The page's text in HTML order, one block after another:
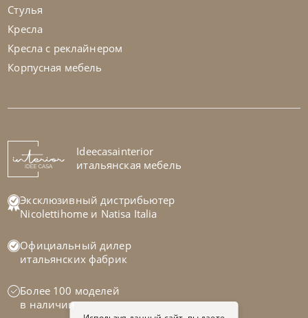
Кровать Cupido
На заказ 45-90 дн
Стулья
Кресла
Кресла с реклайнером
Корпусная мебель
Ideecasainterior
итальянская мебель
Эксклюзивный дистрибьютер
Nicolettihome и Natisa Italia
Официальный дилер
итальянских фабрик
Более 100 моделей
в наличии